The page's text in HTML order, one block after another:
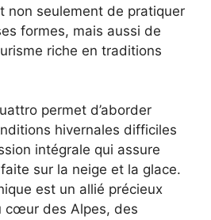
non seulement de pratiquer
formes, mais aussi de
riche en traditions
permet d’aborder
hivernales difficiles
intégrale qui assure
sur la neige et la glace.
est un allié précieux
cœur des Alpes, des